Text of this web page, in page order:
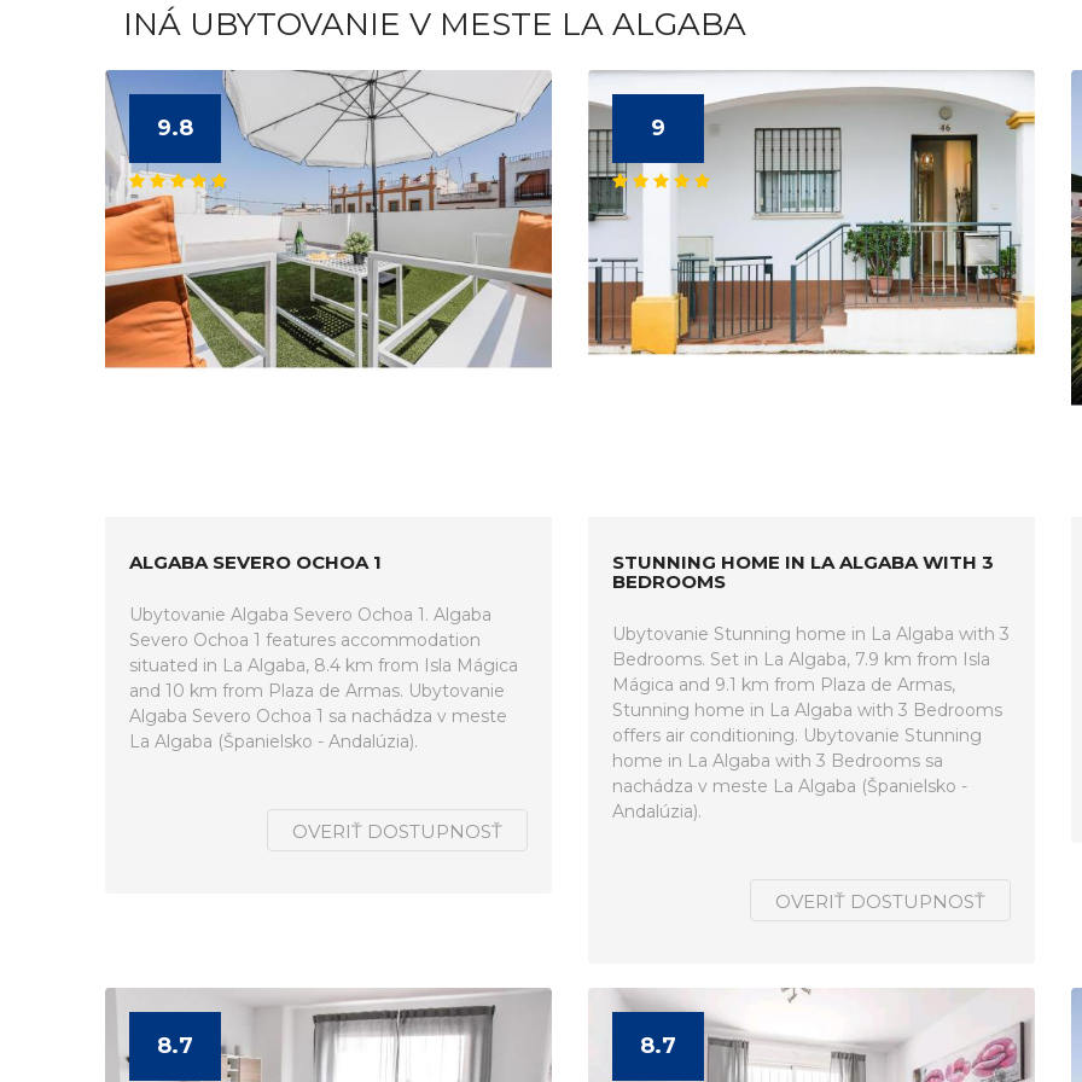
INÁ UBYTOVANIE V MESTE LA ALGABA
9.8
ALGABA SEVERO OCHOA 1
Ubytovanie Algaba Severo Ochoa 1. Algaba
Severo Ochoa 1 features accommodation
situated in La Algaba, 8.4 km from Isla Mágica
and 10 km from Plaza de Armas. Ubytovanie
Algaba Severo Ochoa 1 sa nachádza v meste
La Algaba (Španielsko - Andalúzia).
OVERIŤ DOSTUPNOSŤ
9
STUNNING HOME IN LA ALGABA WITH 3
BEDROOMS
Ubytovanie Stunning home in La Algaba with 3
Bedrooms. Set in La Algaba, 7.9 km from Isla
Mágica and 9.1 km from Plaza de Armas,
Stunning home in La Algaba with 3 Bedrooms
offers air conditioning. Ubytovanie Stunning
home in La Algaba with 3 Bedrooms sa
nachádza v meste La Algaba (Španielsko -
Andalúzia).
OVERIŤ DOSTUPNOSŤ
8.7 8.7